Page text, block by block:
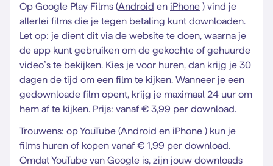
Op Google Play Films (Android en iPhone ) vind je
allerlei films die je tegen betaling kunt downloaden.
Let op: je dient dit via de website te doen, waarna je
de app kunt gebruiken om de gekochte of gehuurde
video’s te bekijken. Kies je voor huren, dan krijg je 30
dagen de tijd om een film te kijken. Wanneer je een
gedownloade film opent, krijg je maximaal 24 uur om
hem af te kijken. Prijs: vanaf € 3,99 per download.
Trouwens: op YouTube (Android en iPhone ) kun je
films huren of kopen vanaf € 1,99 per download.
Omdat YouTube van Google is, zijn jouw downloads